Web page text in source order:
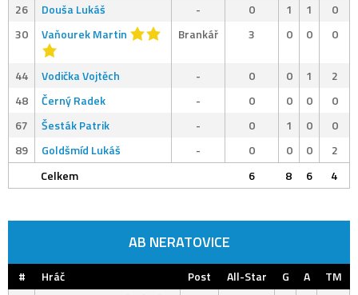
26
Douša Lukáš - 0 1 1
0
30
Vaňourek Martin Brankář 3 0 0 0
44 Vodička Vojtěch - 0 0 1
2
48
Černý Radek - 0 0 0
0
67
Šesták Patrik - 0 1 0
0
89
Goldšmíd Lukáš - 0 0 0
2
Celkem
6 8 6 4
AB NERATOVICE
# Hráč Post All-Star G A
TM